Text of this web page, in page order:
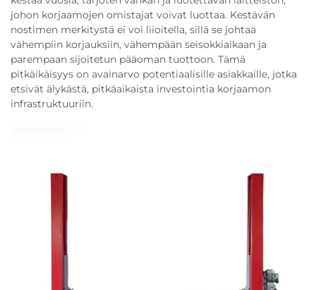
johon korjaamojen omistajat voivat luottaa. Kestävän
nostimen merkitystä ei voi liioitella, sillä se johtaa
vähempiin korjauksiin, vähempään seisokkiaikaan ja
parempaan sijoitetun pääoman tuottoon. Tämä
pitkäikäisyys on avainarvo potentiaalisille asiakkaille, jotka
etsivät älykästä, pitkäaikaista investointia korjaamon
infrastruktuuriin.